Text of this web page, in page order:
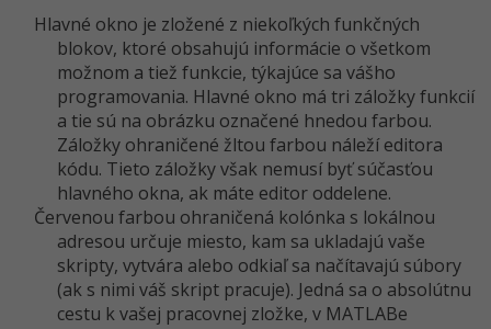
Hlavné okno je zložené z niekoľkých funkčných
blokov, ktoré obsahujú informácie o všetkom
možnom a tiež funkcie, týkajúce sa vášho
programovania. Hlavné okno má tri záložky funkcií
a tie sú na obrázku označené hnedou farbou.
Záložky ohraničené žltou farbou náleží editora
kódu. Tieto záložky však nemusí byť súčasťou
hlavného okna, ak máte editor oddelene.
Červenou farbou ohraničená kolónka s lokálnou
adresou určuje miesto, kam sa ukladajú vaše
skripty, vytvára alebo odkiaľ sa načítavajú súbory
(ak s nimi váš skript pracuje). Jedná sa o absolútnu
cestu k vašej pracovnej zložke, v MATLABe